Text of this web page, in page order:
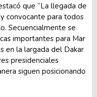
que “La llegada de
convocante para todos
Secuencialmente se
importantes para Mar
en la largada del Dakar
presidenciales
siguen posicionando